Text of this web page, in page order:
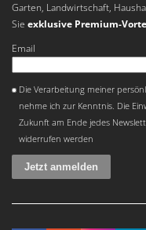
Garten, Landwirtschaft,
Sie exklusive Premium-
Email
Die Verarbeitung meiner
nehme ich zur Kenntnis. Die
Zukunft am Ende jedes
widerrufen werden